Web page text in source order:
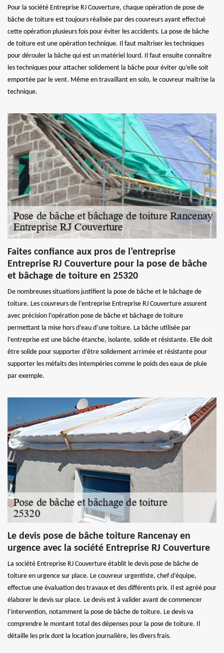
Pour la société Entreprise RJ Couverture, chaque opération de pose de
bâche de toiture est toujours réalisée par des couvreurs ayant effectué
cette opération plusieurs fois pour éviter les accidents. La pose de bâche
de toiture est une opération technique. Il faut maîtriser les techniques
pour dérouler la bâche qui est un matériel lourd. Il faut ensuite connaître
les techniques pour attacher solidement la bâche pour éviter qu’elle soit
emportée par le vent. Même en travaillant en solo, le couvreur maîtrise la
technique.
Faites confiance aux pros de l’entreprise
Entreprise RJ Couverture pour la pose de bâche
et bâchage de toiture en 25320
De nombreuses situations justifient la pose de bâche et le bâchage de
toiture. Les couvreurs de l’entreprise Entreprise RJ Couverture assurent
avec précision l’opération pose de bâche et bâchage de toiture
permettant la mise hors d’eau d’une toiture. La bâche utilisée par
l’entreprise est une bâche étanche, isolante, solide et résistante. Elle doit
être solide pour supporter d’être solidement arrimée et résistante pour
supporter les méfaits des intempéries comme le poids des eaux de pluie
par exemple.
Le devis pose de bâche toiture Rancenay en
urgence avec la société Entreprise RJ Couverture
La société Entreprise RJ Couverture établit le devis pose de bâche de
toiture en urgence sur place. Le couvreur urgentiste, chef d’équipe,
effectue une évaluation des travaux et des différents prix. Il est agréé pour
élaborer le devis sur place. Le devis est à valider avant de commencer
l’intervention, notamment la pose de bâche de toiture. Le devis va
comprendre le montant total des dépenses pour la pose de toiture. Il
détaille les prix dont la location journalière, les divers frais.